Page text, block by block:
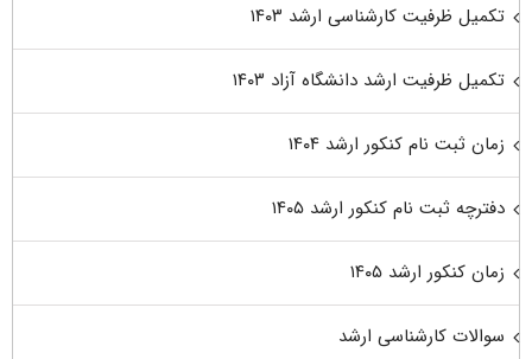
تکمیل ظرفیت کارشناسی ارشد ۱۴۰۳
تکمیل ظرفیت ارشد دانشگاه آزاد ۱۴۰۳
زمان ثبت نام کنکور ارشد ۱۴۰۴
دفترچه ثبت نام کنکور ارشد ۱۴۰۵
زمان کنکور ارشد ۱۴۰۵
سوالات کارشناسی ارشد